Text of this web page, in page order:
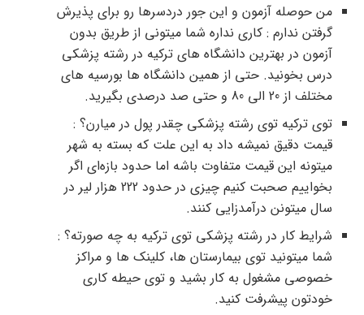
من حوصله آزمون و این جور دردسرها رو برای پذیرش
گرفتن ندارم : کاری نداره شما میتونی از طریق بدون
آزمون در بهترین دانشگاه های ترکیه در رشته پزشکی
درس بخونید. حتی از همین دانشگاه ها بورسیه های
مختلف از 20 الی 80 و حتی صد درصدی بگیرید.
توی ترکیه توی رشته پزشکی چقدر پول در میارن؟ :
قیمت دقیق نمیشه داد به این علت که بسته به شهر
میتونه این قیمت متفاوت باشه اما حدود بازه‌ای اگر
بخواییم صحبت کنیم چیزی در حدود 222 هزار لیر در
سال میتونن درآمدزایی کنند.
شرایط کار در رشته پزشکی توی ترکیه به چه صورته؟ :
شما میتونید توی بیمارستان ها، کلینک ها و مراکز
خصوصی مشغول به کار بشید و توی حیطه کاری
خودتون پیشرفت کنید.